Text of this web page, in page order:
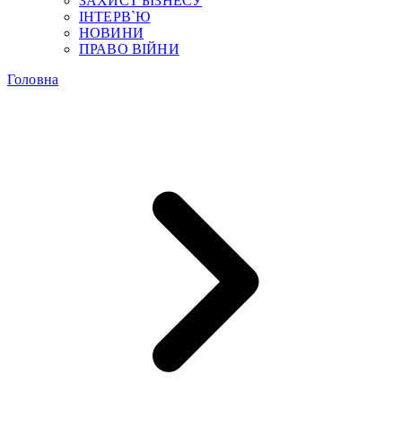
ІНТЕРВ`Ю
НОВИНИ
ПРАВО ВІЙНИ
Головна